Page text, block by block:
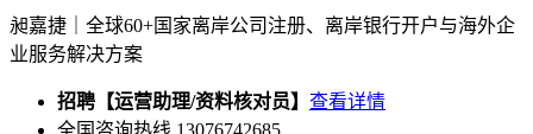
昶嘉捷｜全球60+国家离岸公司注册、离岸银行开户与海外企
业服务解决方案
招聘【运营助理/资料核对员】 查看详情
全国咨询热线 13076742685